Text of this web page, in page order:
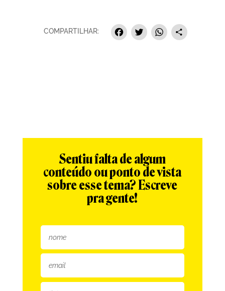
COMPARTILHAR: Facebook
Twitter
Sentiu falta de algum
conteúdo ou ponto de vista
sobre esse tema? Escreve
pra gente!